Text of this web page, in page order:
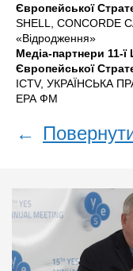
Європейської
SHELL, CONCORDE
«Відродження»
Медіа-партнери 11-ї
Європейської
ICTV, УКРАЇНСЬКА
ЕРА ФM
←